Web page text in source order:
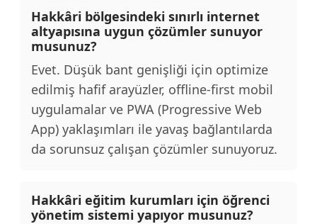
Hakkâri bölgesindeki sınırlı internet
altyapısına uygun çözümler sunuyor
musunuz?
Evet. Düşük bant genişliği için optimize
edilmiş hafif arayüzler, offline-first mobil
uygulamalar ve PWA (Progressive Web
App) yaklaşımları ile yavaş bağlantılarda
da sorunsuz çalışan çözümler sunuyoruz.
Hakkâri eğitim kurumları için öğrenci
yönetim sistemi yapıyor musunuz?